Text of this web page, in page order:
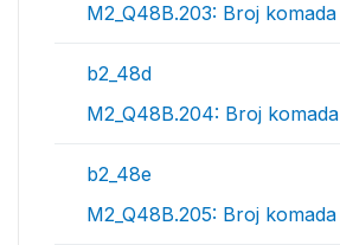
M2_Q48B.203: Broj komada
b2_48d
M2_Q48B.204: Broj komada
b2_48e
M2_Q48B.205: Broj komada